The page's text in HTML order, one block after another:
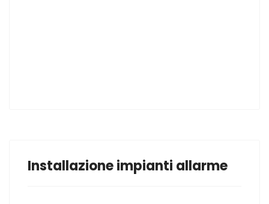
Installazione impianti allarme